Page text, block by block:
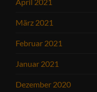
März 2021
Februar 2021
Januar 2021
Dezember 2020